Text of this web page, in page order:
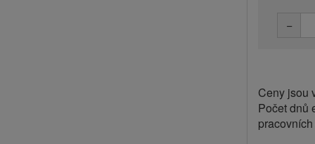
−
Ceny jsou
Počet dnů